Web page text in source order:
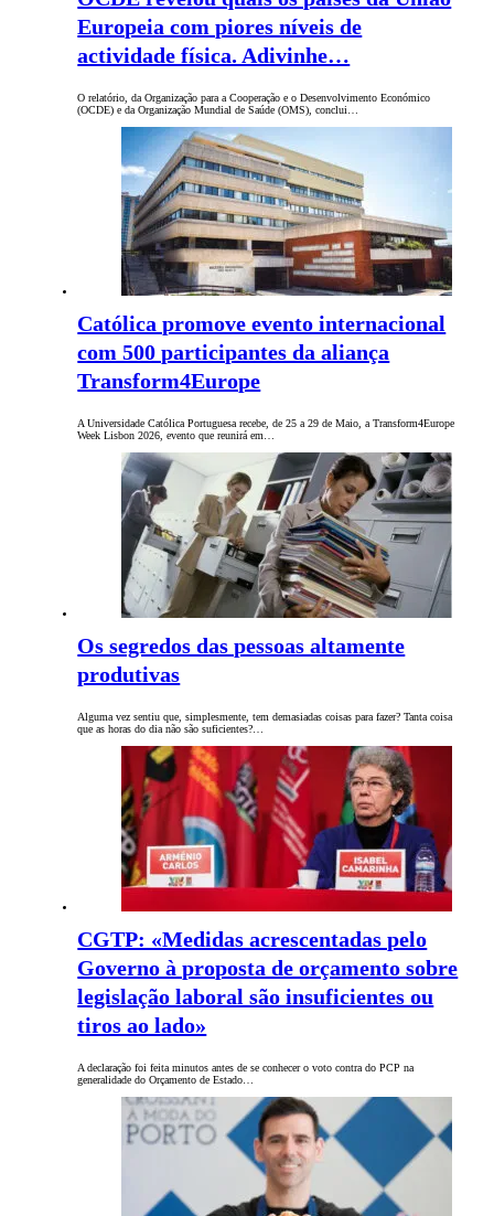
Europeia com piores níveis de
actividade física. Adivinhe…
O relatório, da Organização para a Cooperação e o Desenvolvimento Económico
(OCDE) e da Organização Mundial de Saúde (OMS), conclui…
Católica promove evento internacional
com 500 participantes da aliança
Transform4Europe
A Universidade Católica Portuguesa recebe, de 25 a 29 de Maio, a Transform4Europe
Week Lisbon 2026, evento que reunirá em…
Os segredos das pessoas altamente
produtivas
Alguma vez sentiu que, simplesmente, tem demasiadas coisas para fazer? Tanta coisa
que as horas do dia não são suficientes?…
CGTP: «Medidas acrescentadas pelo
Governo à proposta de orçamento sobre
legislação laboral são insuficientes ou
tiros ao lado»
A declaração foi feita minutos antes de se conhecer o voto contra do PCP na
generalidade do Orçamento de Estado…